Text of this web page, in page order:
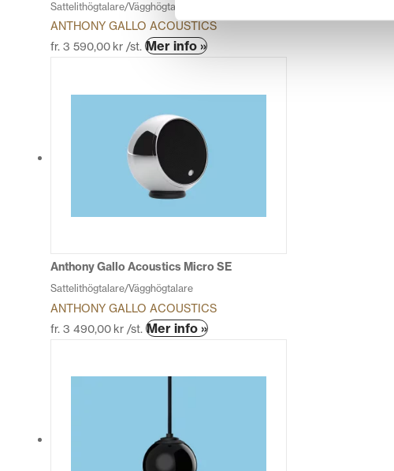
Sattelithögtalare/Vägghögtalare
ANTHONY GALLO ACOUSTICS
fr. 3 590,00 kr /st. Mer info »Den
här
har
De
olika
produktsidan
Anthony Gallo Acoustics Micro SE
Sattelithögtalare/Vägghögtalare
ANTHONY GALLO ACOUSTICS
fr. 3 490,00 kr /st. Mer info »Den
har